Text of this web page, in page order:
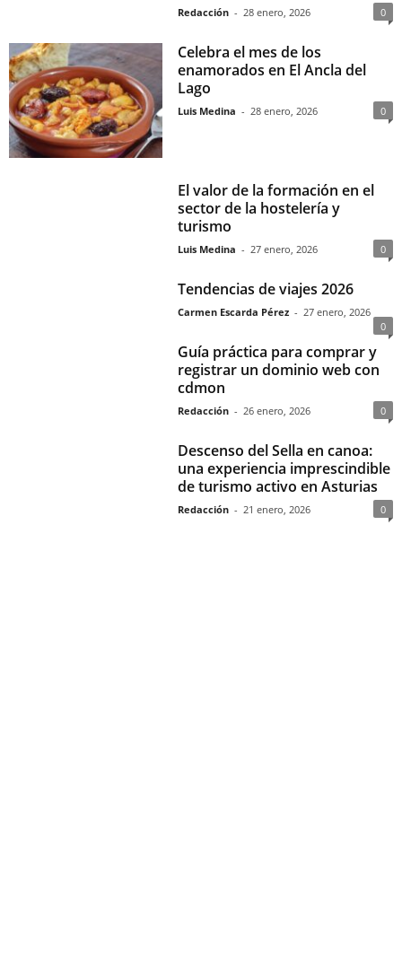
Redacción - 28 enero, 2026 0
Celebra el mes de los
enamorados en El Ancla del
Lago
Luis Medina - 28 enero, 2026 0
El valor de la formación en el
sector de la hostelería y
turismo
Luis Medina - 27 enero, 2026 0
Tendencias de viajes 2026
Carmen Escarda Pérez - 27 enero, 2026
0
Guía práctica para comprar y
registrar un dominio web con
cdmon
Redacción - 26 enero, 2026 0
Descenso del Sella en canoa:
una experiencia imprescindible
de turismo activo en Asturias
Redacción - 21 enero, 2026 0